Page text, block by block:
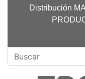
Distribución